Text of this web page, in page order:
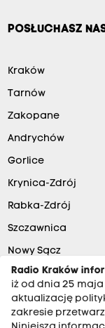
POSŁUCHASZ
Kraków
Tarnów
Zakopane
Andrychów
Gorlice
Krynica-Zdrój
Rabka-Zdrój
Szczawnica
Nowy Sącz
Radio Kraków
iż od dnia 25
aktualizację
zakresie